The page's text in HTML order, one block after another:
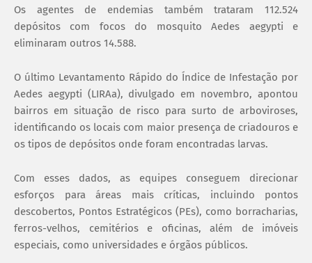
Os agentes de endemias também trataram 112.524
depósitos com focos do mosquito Aedes aegypti e
eliminaram outros 14.588.
O último Levantamento Rápido do Índice de Infestação por
Aedes aegypti (LIRAa), divulgado em novembro, apontou
bairros em situação de risco para surto de arboviroses,
identificando os locais com maior presença de criadouros e
os tipos de depósitos onde foram encontradas larvas.
Com esses dados, as equipes conseguem direcionar
esforços para áreas mais críticas, incluindo pontos
descobertos, Pontos Estratégicos (PEs), como borracharias,
ferros-velhos, cemitérios e oficinas, além de imóveis
especiais, como universidades e órgãos públicos.